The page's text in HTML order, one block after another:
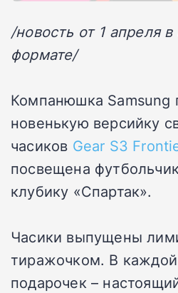
/новость от 1 апреля
формате/
Компанюшка Samsung
новенькую версийку
часиков Gear S3
посвещена
клубику «Спартак».
Часики выпущены
тиражочком. В
подарочек –